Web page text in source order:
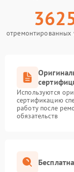
отремонтированных
Используются
сертификацию
работу после
обязательств